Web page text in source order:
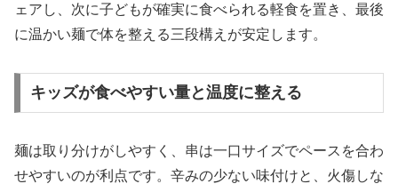
ェアし、次に子どもが確実に食べられる軽食を置き、最後
に温かい麺で体を整える三段構えが安定します。
キッズが食べやすい量と温度に整える
麺は取り分けがしやすく、串は一口サイズでペースを合わ
せやすいのが利点です。辛みの少ない味付けと、火傷しな